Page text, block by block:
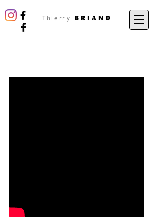
Thierry BRIAND